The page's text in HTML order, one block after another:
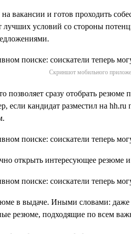
вакансии и готов проходить
условий со стороны
Скриншот мобильного
позволяет сразу отобрать
если кандидат разместил на
открыть интересующее резюме
в выдаче. Иными словами:
резюме, подходящие по всем